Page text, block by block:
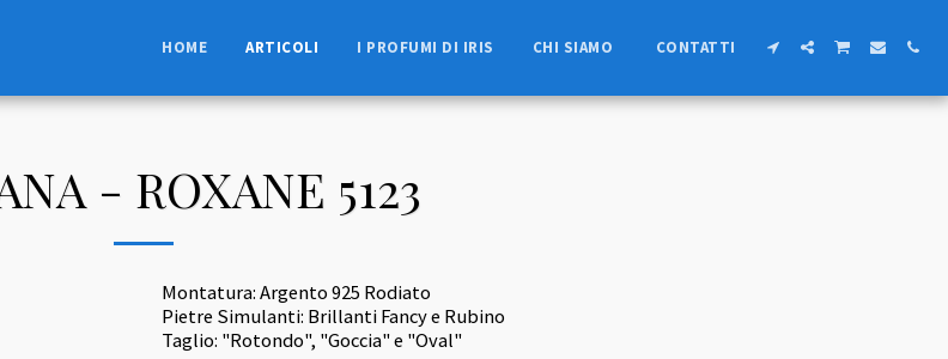
HOME ARTICOLI I PROFUMI DI IRIS CHI SIAMO CONTATTI
- ROXANE 5123
Montatura: Argento 925 Rodiato
Pietre Simulanti: Brillanti Fancy e Rubino
Taglio: "Rotondo", "Goccia" e "Oval"